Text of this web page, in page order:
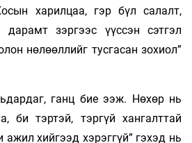
харилцаа, гэр бүл салалт,
дарамт зэргээс үүссэн сэтгэл
нөлөөллийг тусгасан зохиол”
ганц бие ээж. Нөхөр нь
би тэртэй, тэргүй хангалттай
хийгээд хэрэггүй” гэхэд нь